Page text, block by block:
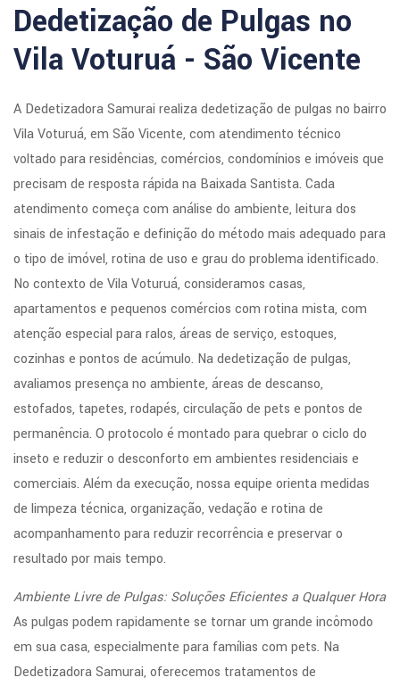
Dedetização de Pulgas no
Vila Voturuá - São Vicente
A Dedetizadora Samurai realiza dedetização de pulgas no bairro
Vila Voturuá, em São Vicente, com atendimento técnico
voltado para residências, comércios, condomínios e imóveis que
precisam de resposta rápida na Baixada Santista. Cada
atendimento começa com análise do ambiente, leitura dos
sinais de infestação e definição do método mais adequado para
o tipo de imóvel, rotina de uso e grau do problema identificado.
No contexto de Vila Voturuá, consideramos casas,
apartamentos e pequenos comércios com rotina mista, com
atenção especial para ralos, áreas de serviço, estoques,
cozinhas e pontos de acúmulo. Na dedetização de pulgas,
avaliamos presença no ambiente, áreas de descanso,
estofados, tapetes, rodapés, circulação de pets e pontos de
permanência. O protocolo é montado para quebrar o ciclo do
inseto e reduzir o desconforto em ambientes residenciais e
comerciais. Além da execução, nossa equipe orienta medidas
de limpeza técnica, organização, vedação e rotina de
acompanhamento para reduzir recorrência e preservar o
resultado por mais tempo.
Ambiente Livre de Pulgas: Soluções Eficientes a Qualquer Hora
As pulgas podem rapidamente se tornar um grande incômodo
em sua casa, especialmente para famílias com pets. Na
Dedetizadora Samurai, oferecemos tratamentos de